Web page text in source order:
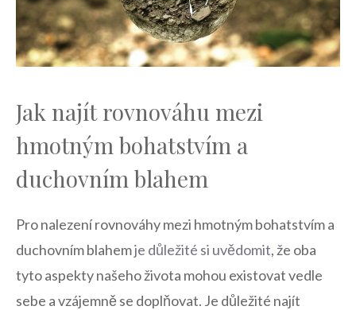
Jak najít rovnováhu mezi
hmotným bohatstvím a
duchovním blahem
Pro nalezení rovnováhy mezi hmotným bohatstvím a
duchovním blahemje důležité si uvědomit, že oba
tyto aspekty našeho života mohou existovat vedle
sebe a vzájemně se doplňovat. Je důležité najít